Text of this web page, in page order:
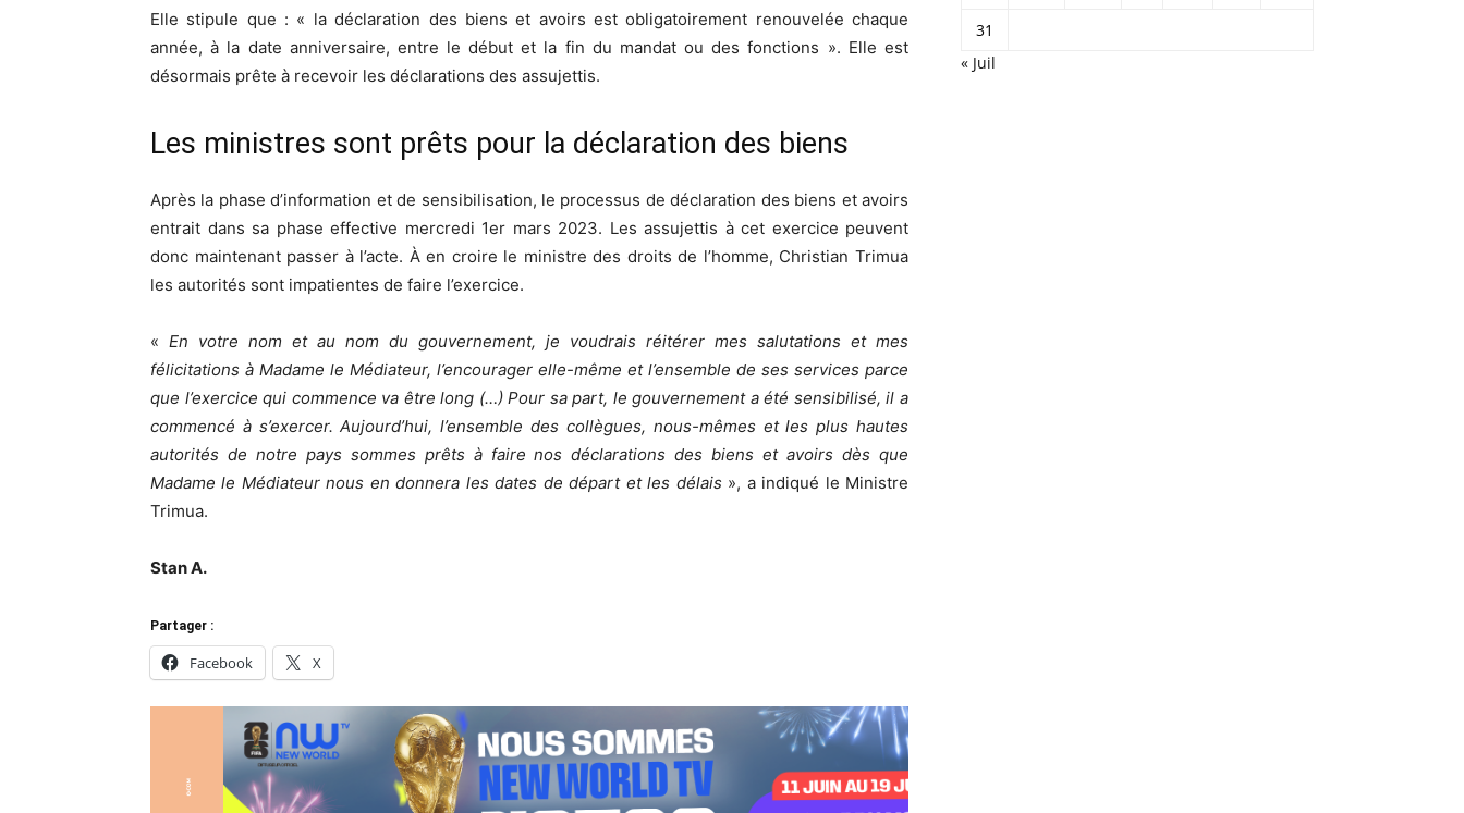
Elle stipule que : « la déclaration des biens et avoirs est obligatoirement renouvelée chaque
année, à la date anniversaire, entre le début et la fin du mandat ou des fonctions ». Elle est
désormais prête à recevoir les déclarations des assujettis.
Les ministres sont prêts pour la déclaration des biens
Après la phase d’information et de sensibilisation, le processus de déclaration des biens et avoirs
entrait dans sa phase effective mercredi 1er mars 2023. Les assujettis à cet exercice peuvent
donc maintenant passer à l’acte. À en croire le ministre des droits de l’homme, Christian Trimua
les autorités sont impatientes de faire l’exercice.
« En votre nom et au nom du gouvernement, je voudrais réitérer mes salutations et mes
félicitations à Madame le Médiateur, l’encourager elle-même et l’ensemble de ses services parce
que l’exercice qui commence va être long (…) Pour sa part, le gouvernement a été sensibilisé, il a
commencé à s’exercer. Aujourd’hui, l’ensemble des collègues, nous-mêmes et les plus hautes
autorités de notre pays sommes prêts à faire nos déclarations des biens et avoirs dès que
Madame le Médiateur nous en donnera les dates de départ et les délais », a indiqué le Ministre
Trimua.
Stan A.
Partager :
Facebook X
31
« Juil